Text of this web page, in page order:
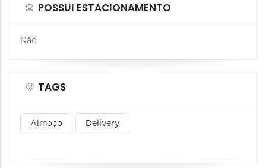
POSSUI ESTACIONAMENTO
Não
TAGS
Almoço Delivery